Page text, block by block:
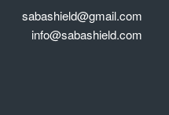
sabashield@gmail.com
info@sabashield.com